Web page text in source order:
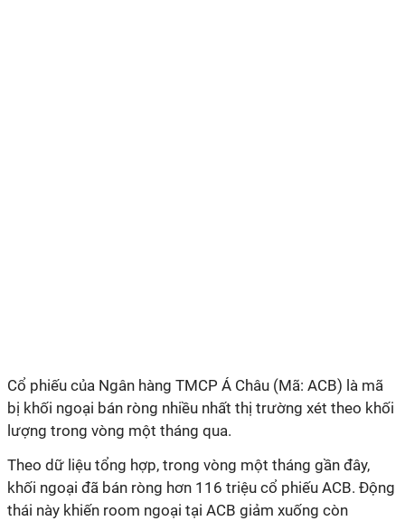
Cổ phiếu của Ngân hàng TMCP Á Châu (Mã: ACB) là mã
bị khối ngoại bán ròng nhiều nhất thị trường xét theo khối
lượng trong vòng một tháng qua.
Theo dữ liệu tổng hợp, trong vòng một tháng gần đây,
khối ngoại đã bán ròng hơn 116 triệu cổ phiếu ACB. Động
thái này khiến room ngoại tại ACB giảm xuống còn